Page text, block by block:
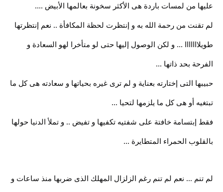
عليها من لمسات باردة هى الأكثر سخونة بعالمها الأبيض ....
لم تقنت من رحمة الله به و إنتظرت لحظة المكافأة .. نعم إنتظرتها
طويلااااااا ... و لكن الوصول إليها حتى لو متأخرا لهو السعادة و
الفرحة بحد ذاتها ...
حبيبها التى إختارته بعناية و لم ترى غيره بحياتها و سعادته هى كل ما
تبتغيه أو هى كل ما يلزمها لتحيا ...
فقط إبتسامة خافتة على شفتيه تكفيها و تفيض .. و تملأ الدنيا حولها
بالقلوب الحمراء المتطايرة ...
لم تنم ... نعم لم تنم رغم الزلزال المهلك الذى ضربها منذ ساعات و